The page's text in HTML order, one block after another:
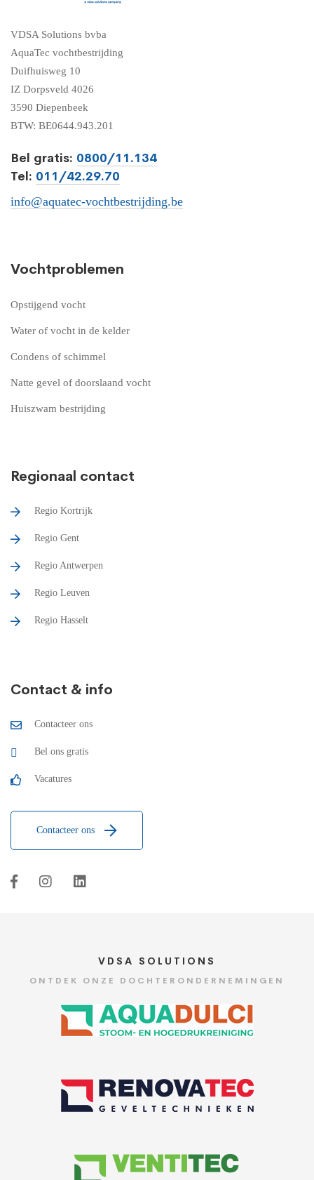
VDSA Solutions bvba
AquaTec vochtbestrijding
Duifhuisweg 10
IZ Dorpsveld 4026
3590 Diepenbeek
BTW: BE0644.943.201
Bel gratis: 0800/11.134
Tel: 011/42.29.70
info@aquatec-vochtbestrijding.be
Vochtproblemen
Opstijgend vocht
Water of vocht in de kelder
Condens of schimmel
Natte gevel of doorslaand vocht
Huiszwam bestrijding
Regionaal contact
Regio Kortrijk
Regio Gent
Regio Antwerpen
Regio Leuven
Regio Hasselt
Contact & info
Contacteer ons
Bel ons gratis
Vacatures
Contacteer ons
VDSA SOLUTIONS
ONTDEK ONZE DOCHTERONDERNEMINGEN